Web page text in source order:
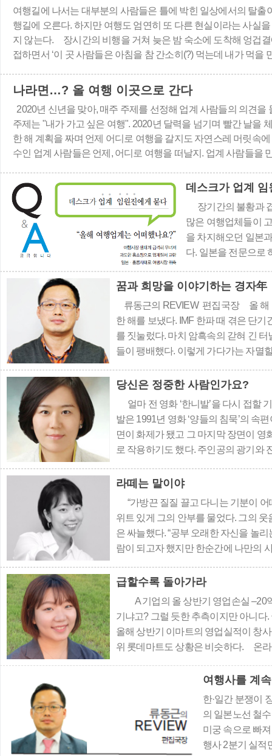
여행길에 나서는 대부분의 사람들은 틀에 박힌 일상에서의 탈출
행길에 오른다. 하지만 여행도 엄연히 또 다른 현실이라는 사실
지 않는다. 장시간의 비행을 거쳐 늦은 밤 숙소에 도착해 엉겁
접하면서 ‘이 곳 사람들은 아침을 참 간소히(?) 먹는데 내가 먹을
나라면…? 올 여행 이곳으로 간다
2020년 신년을 맞아, 매주 주제를 선정해 업계 사람들의 의견을
주제는 "내가 가고 싶은 여행". 2020년 달력을 넘기며 빨간 날을
한 해 계획을 짜며 언제 어디로 여행을 갈지도 자연스레 머릿속
수인 업계 사람들은 언제, 어디로 여행을 떠날지. 업계 사람들
장기간의 불황과
많은 여행업체들이
을 차지해오던 일본
다. 일본을 전문으로
여행시장에 불쏘시
저가 여행상품들이
꿈과 희망을 이야기하는 경자年
류동근의 REVIEW 편집국장 올 해
한 해를 보냈다. IMF 한파 때 겪은 단
를 짓눌렀다. 마치 암흑속의 갇혀 긴
들이 팽배했다. 이렇게 가다가는 자멸
느끼는 사람..
당신은 정중한 사람인가요?
얼마 전 영화 ‘한니발’을 다시 접할
발은 1991년 영화 ‘양들의 침묵’의 속
면이 화제가 됐고 그 마지막 장면이
로 작용하기도 했다. 주인공의 광기와
..
라떼는 말이야
“가방끈 질질 끌고 다니는 기분이 어
위트 있게 그의 안부를 물었다. 그의
은 싸늘했다. “공부 오래한 자신을 놀리
람이 되고자 했지만 한순간에 나만의
급할수록 돌아가라
A 기업의 올 상반기 영업손실 –20
기냐고? 그럴 듯한 추측이지만 아니다
올해 상반기 이마트의 영업실적이 창
위 롯데마트도 상황은 비슷하다. 온
여행사를 계
한·일간 분쟁이
의 일본노선 철
미궁 속으로 빠
행사 2분기 실적